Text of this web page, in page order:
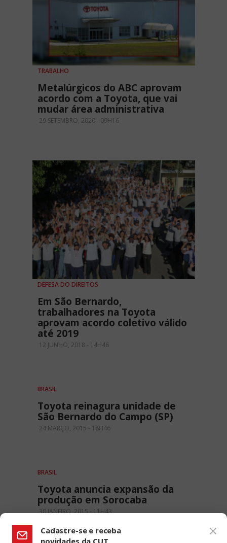
TRABALHO
Metalúrgicos do ABC aprovam
acordo com a Toyota, que vai
mudar área administrativa
29 SETEMBRO, 2020 - 09H16
DEFESA DO DIREITOS
Em São Bernardo,
trabalhadores na Toyota
aprovam acordo coletivo válido
até 2019
12 JUNHO, 2018 - 14H46
BRASIL
Toyota reinagura unidade de
São Bernardo do Campo (SP)
24 MARÇO, 2015 - 18H46
BRASIL
Toyota anuncia expansão da
produção em Sorocaba
30 JANEIRO, 2015 - 11H43
Cadastre-se e receba
novidades da CUT